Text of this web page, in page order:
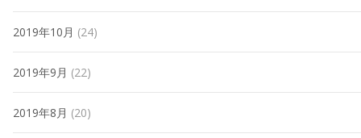
2019年10月 (24)
2019年9月 (22)
2019年8月 (20)